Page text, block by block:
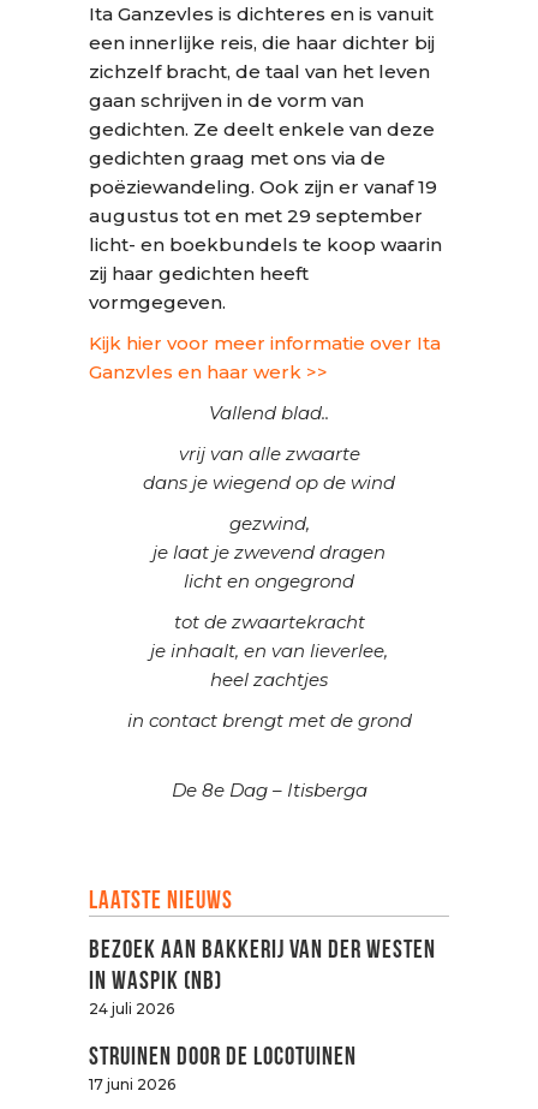
Ita Ganzevles is dichteres en is vanuit
een innerlijke reis, die haar dichter bij
zichzelf bracht, de taal van het leven
gaan schrijven in de vorm van
gedichten. Ze deelt enkele van deze
gedichten graag met ons via de
poëziewandeling. Ook zijn er vanaf 19
augustus tot en met 29 september
licht- en boekbundels te koop waarin
zij haar gedichten heeft
vormgegeven.
Kijk hier voor meer informatie over Ita
Ganzvles en haar werk >>
Vallend blad..
vrij van alle zwaarte
dans je wiegend op de wind
gezwind,
je laat je zwevend dragen
licht en ongegrond
tot de zwaartekracht
je inhaalt, en van lieverlee,
heel zachtjes
in contact brengt met de grond
De 8e Dag – Itisberga
Laatste nieuws
Bezoek aan Bakkerij van der Westen
in Waspik (NB)
24 juli 2026
Struinen door de LOCOtuinen
17 juni 2026